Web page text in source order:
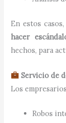
En estos
hacer
hechos, para
Servicio de
Los
Robos